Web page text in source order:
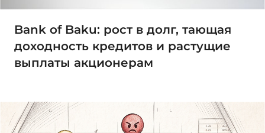
Bank of Baku: рост в долг, тающая
доходность кредитов и растущие
выплаты акционерам